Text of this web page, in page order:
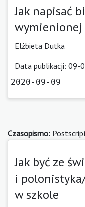
Jak napisać
wymienionej
Elżbieta Dutka
Data publikacji: 09-
2020-09-09
Czasopismo:
Jak być ze
i
w szkole